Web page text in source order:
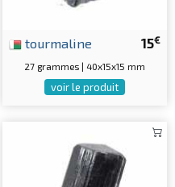
15€
tourmaline
27 grammes | 40x15x15 mm
voir le produit